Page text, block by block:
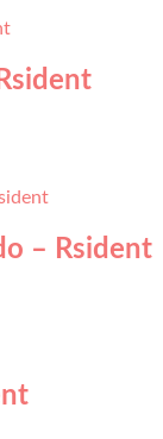
– Rsident